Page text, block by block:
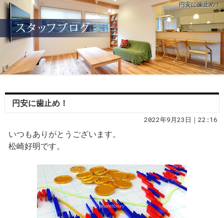
円安に歯止め！
円安に歯止め！
2022年9月23日｜22:16
いつもありがとうございます。
松崎好明です。